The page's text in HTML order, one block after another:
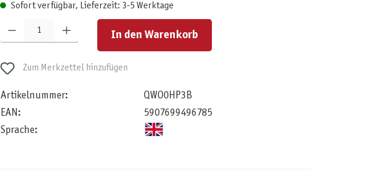
Sofort verfügbar, Lieferzeit: 3-5 Werktage
In den Warenkorb
Zum Merkzettel hinzufügen
Artikelnummer:
QWO0HP3B
EAN:
5907699496785
Sprache: